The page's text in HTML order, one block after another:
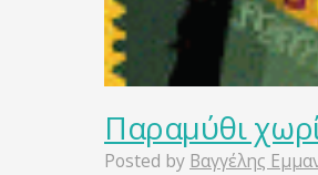
Παραμύθι
Posted by Βαγγέλης